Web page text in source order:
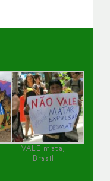
VALE mata,
Brasil